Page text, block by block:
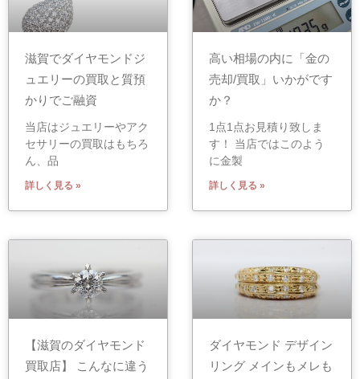
滋賀でダイヤモンドジ
ュエリーの買取と質預
かりでご融資
当店はジュエリーやアク
セサリーの買取はもちろ
ん、品
詳しく見る »
高い相場の内に「金の
売却/買取」いかがです
か？
1点1点お見積り致しま
す！ 当店ではこのよう
に金製
詳しく見る »
【滋賀のダイヤモンド
買取店】 こんなに違う
ダイヤモンド デザイン
リング メインもメレも